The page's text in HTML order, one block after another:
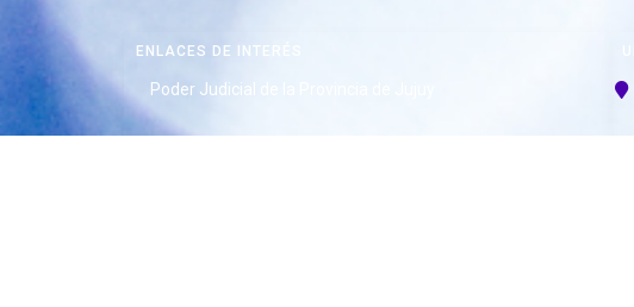
ENLACES DE INTERÉS
Poder Judicial de la Provincia de Jujuy